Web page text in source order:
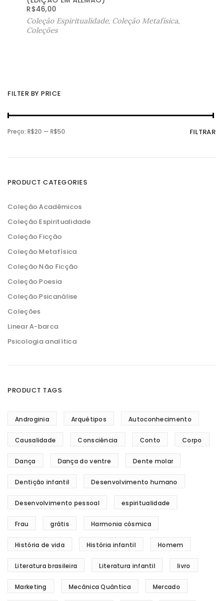
R$46,00
Coleção Espiritualidade, Coleção Metafísica,
Coleções
FILTER BY PRICE
P
r
o
n
i
P
r
o
x
i
FILTRAR
Preço: R$20 — R$50
PRODUCT CATEGORIES
Coleção Acadêmicos
Coleção Espiritualidade
Coleção Ficção
Coleção Metafísica
Coleção Não Ficção
Coleção Poesia
Coleção Psicanálise
Coleções
Linear A-barca
Psicologia analítica
PRODUCT TAGS
Androginia Arquétipos Autoconhecimento
Causalidade Consciência Conto Corpo
Dança Dança do ventre Dente molar
Dentição infantil Desenvolvimento humano
Desenvolvimento pessoal espiritualidade
Frau grátis Harmonia cósmica
História de vida História infantil Homem
Literatura brasileira Literatura infantil livro
Marketing Mecânica Quântica Mercado